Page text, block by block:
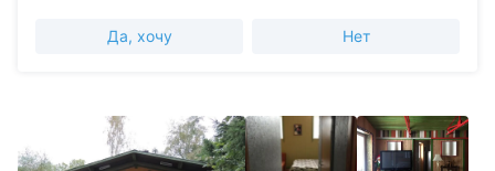
Да, хочу Нет